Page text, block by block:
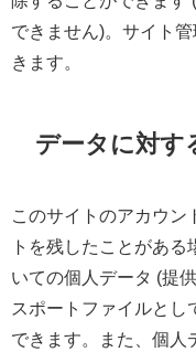
できません)。サイト
きます。
データに対す
このサイトのアカウ
トを残したことがあ
いての個人データ (提
スポートファイルとし
できます。また、個人